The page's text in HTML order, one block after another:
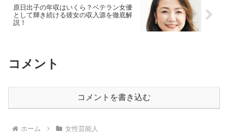
原日出子の年収はいくら？ベテラン女優
として輝き続ける彼女の収入源を徹底解
説！
コメント
コメントを書き込む
ホーム 女性芸能人